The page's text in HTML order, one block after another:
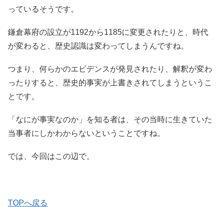
っているそうです。
鎌倉幕府の設立が1192から1185に変更されたりと、時代
が変わると、歴史認識は変わってしまうんですね。
つまり、何らかのエビデンスが発見されたり、解釈が変わ
ったりすると、歴史的事実が上書きされてしまうというこ
とです。
「なにが事実なのか」を知る者は、その当時に生きていた
当事者にしかわからないということですね。
では、今回はこの辺で。
TOPへ戻る